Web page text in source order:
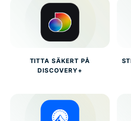
TITTA SÄKERT PÅ
DISCOVERY+